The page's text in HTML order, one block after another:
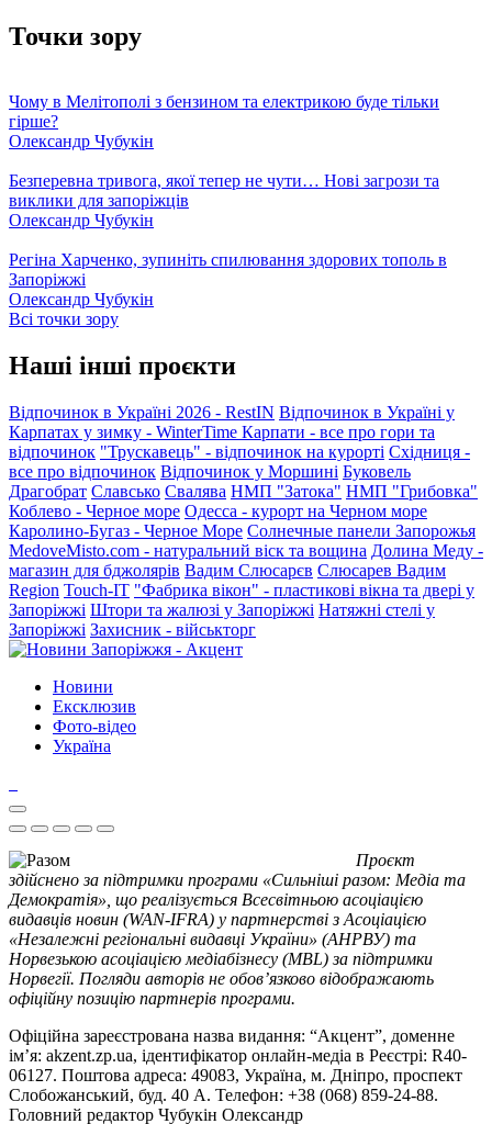
Точки зору
Чому в Мелітополі з бензином та електрикою буде тільки
гірше?
Олександр Чубукін
Безперевна тривога, якої тепер не чути… Нові загрози та
виклики для запоріжців
Олександр Чубукін
Регіна Харченко, зупиніть спилювання здорових тополь в
Запоріжжі
Олександр Чубукін
Всі точки зору
Наші інші проєкти
Відпочинок в Україні 2026 - RestIN Відпочинок в Україні у
Карпатах у зимку - WinterTime Карпати - все про гори та
відпочинок "Трускавець" - відпочинок на курорті Східниця -
все про відпочинок Відпочинок у Моршині Буковель
Драгобрат Славсько Свалява НМП "Затока" НМП "Грибовка"
Коблево - Черное море Одесса - курорт на Черном море
Каролино-Бугаз - Черное Море Солнечные панели Запорожья
MedoveMisto.com - натуральний віск та вощина Долина Меду -
магазин для бджолярів Вадим Слюсарєв Слюсарев Вадим
Region Touch-IT "Фабрика вікон" - пластикові вікна та двері у
Запоріжжі Штори та жалюзі у Запоріжжі Натяжні стелі у
Запоріжжі Захисник - військторг
Новини
Ексклюзив
Фото-відео
Україна
Проєкт
здійснено за підтримки програми «Сильніші разом: Медіа та
Демократія», що реалізується Всесвітньою асоціацією
видавців новин (WAN-IFRA) у партнерстві з Асоціацією
«Незалежні регіональні видавці України» (АНРВУ) та
Норвезькою асоціацією медіабізнесу (MBL) за підтримки
Норвегії. Погляди авторів не обов’язково відображають
офіційну позицію партнерів програми.
Офіційна зареєстрована назва видання: “Акцент”, доменне
ім’я: akzent.zp.ua, ідентифікатор онлайн-медіа в Реєстрі: R40-
06127. Поштова адреса: 49083, Україна, м. Дніпро, проспект
Слобожанський, буд. 40 А. Телефон: +38 (068) 859-24-88.
Головний редактор Чубукін Олександр